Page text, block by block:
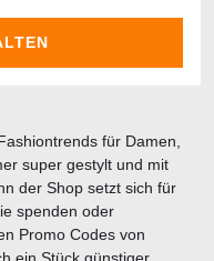
für Damen,
super gestylt und mit
der Shop setzt sich für
spenden oder
Promo Codes von